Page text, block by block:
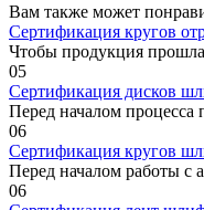
Вам также может
Сертификация кругов
Чтобы продукция
05
Сертификация дисков
Перед началом процесса
06
Сертификация кругов
Перед началом работы с
06